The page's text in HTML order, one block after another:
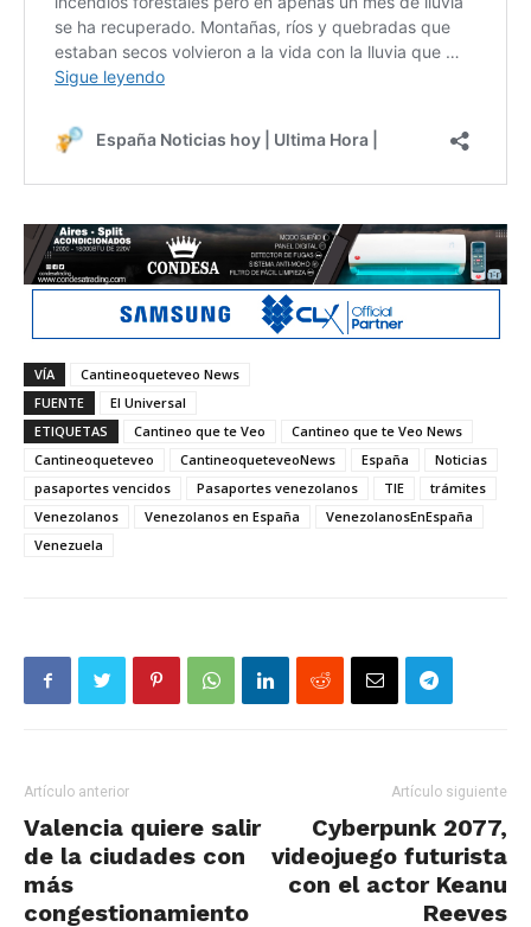
VÍA
Cantineoqueteveo News
FUENTE
El Universal
ETIQUETAS
Cantineo que te Veo
Cantineo que te Veo News
Cantineoqueteveo
CantineoqueteveoNews España
Noticias
pasaportes vencidos
Pasaportes venezolanos TIE
trámites
Venezolanos
Venezolanos en España
VenezolanosEnEspaña
Venezuela
Artículo anterior
Valencia quiere salir
de la ciudades con
más
congestionamiento
Artículo siguiente
Cyberpunk 2077,
videojuego futurista
con el actor Keanu
Reeves